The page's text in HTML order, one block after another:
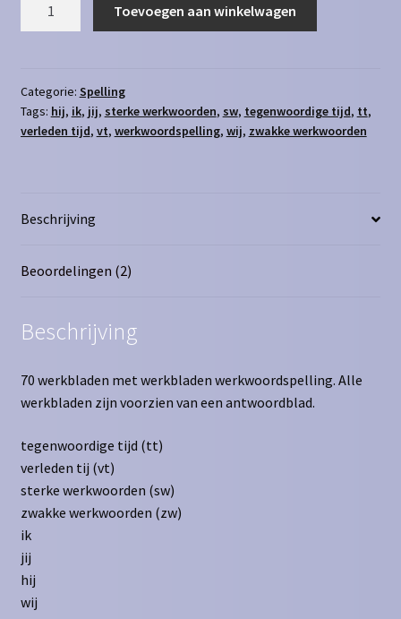
Toevoegen aan winkelwagen
Categorie: Spelling
Tags: hij, ik, jij, sterke werkwoorden, sw, tegenwoordige tijd, tt,
verleden tijd, vt, werkwoordspelling, wij, zwakke werkwoorden
Beschrijving
Beoordelingen (2)
Beschrijving
70 werkbladen met werkbladen werkwoordspelling. Alle
werkbladen zijn voorzien van een antwoordblad.
tegenwoordige tijd (tt)
verleden tij (vt)
sterke werkwoorden (sw)
zwakke werkwoorden (zw)
ik
jij
hij
wij